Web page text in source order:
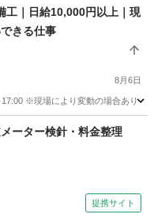
工｜日給10,000円以上｜現
きる仕事
8月6日
17:00 ※現場により変動の場合あり
ーター検針・料金整理
提携サイト